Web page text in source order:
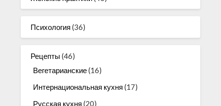
Психология (36)
Рецепты (46)
Вегетарианские(16)
Интернациональная кухня (17)
Русская кухня (20)